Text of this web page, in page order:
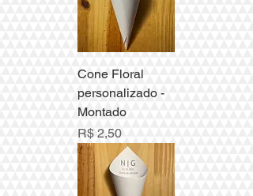
Cone Floral
personalizado -
Montado
Preço
R$ 2,50